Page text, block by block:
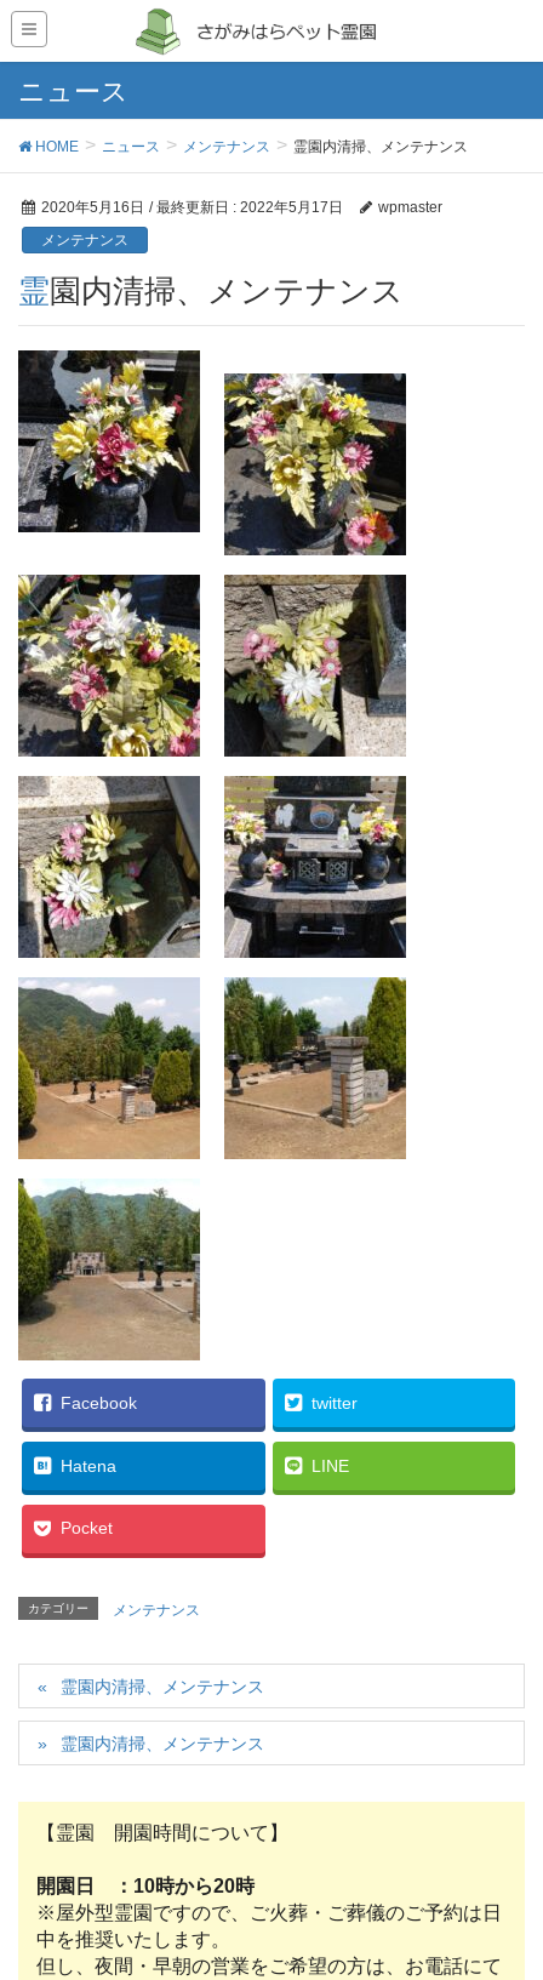
ニュース
HOME ニュース メンテナンス 霊園内清掃、メンテナンス
2020年5月16日 / 最終更新日 : 2022年5月17日
wpmaster
メンテナンス
霊園内清掃、メンテナンス
Facebook twitter
Hatena LINE
Pocket
カテゴリー メンテナンス
霊園内清掃、メンテナンス
霊園内清掃、メンテナンス
【霊園 開園時間について】
開園日 ：10時から20時
※屋外型霊園ですので、ご火葬・ご葬儀のご予約は日
中を推奨いたします。
但し、夜間・早朝の営業をご希望の方は、お電話にて